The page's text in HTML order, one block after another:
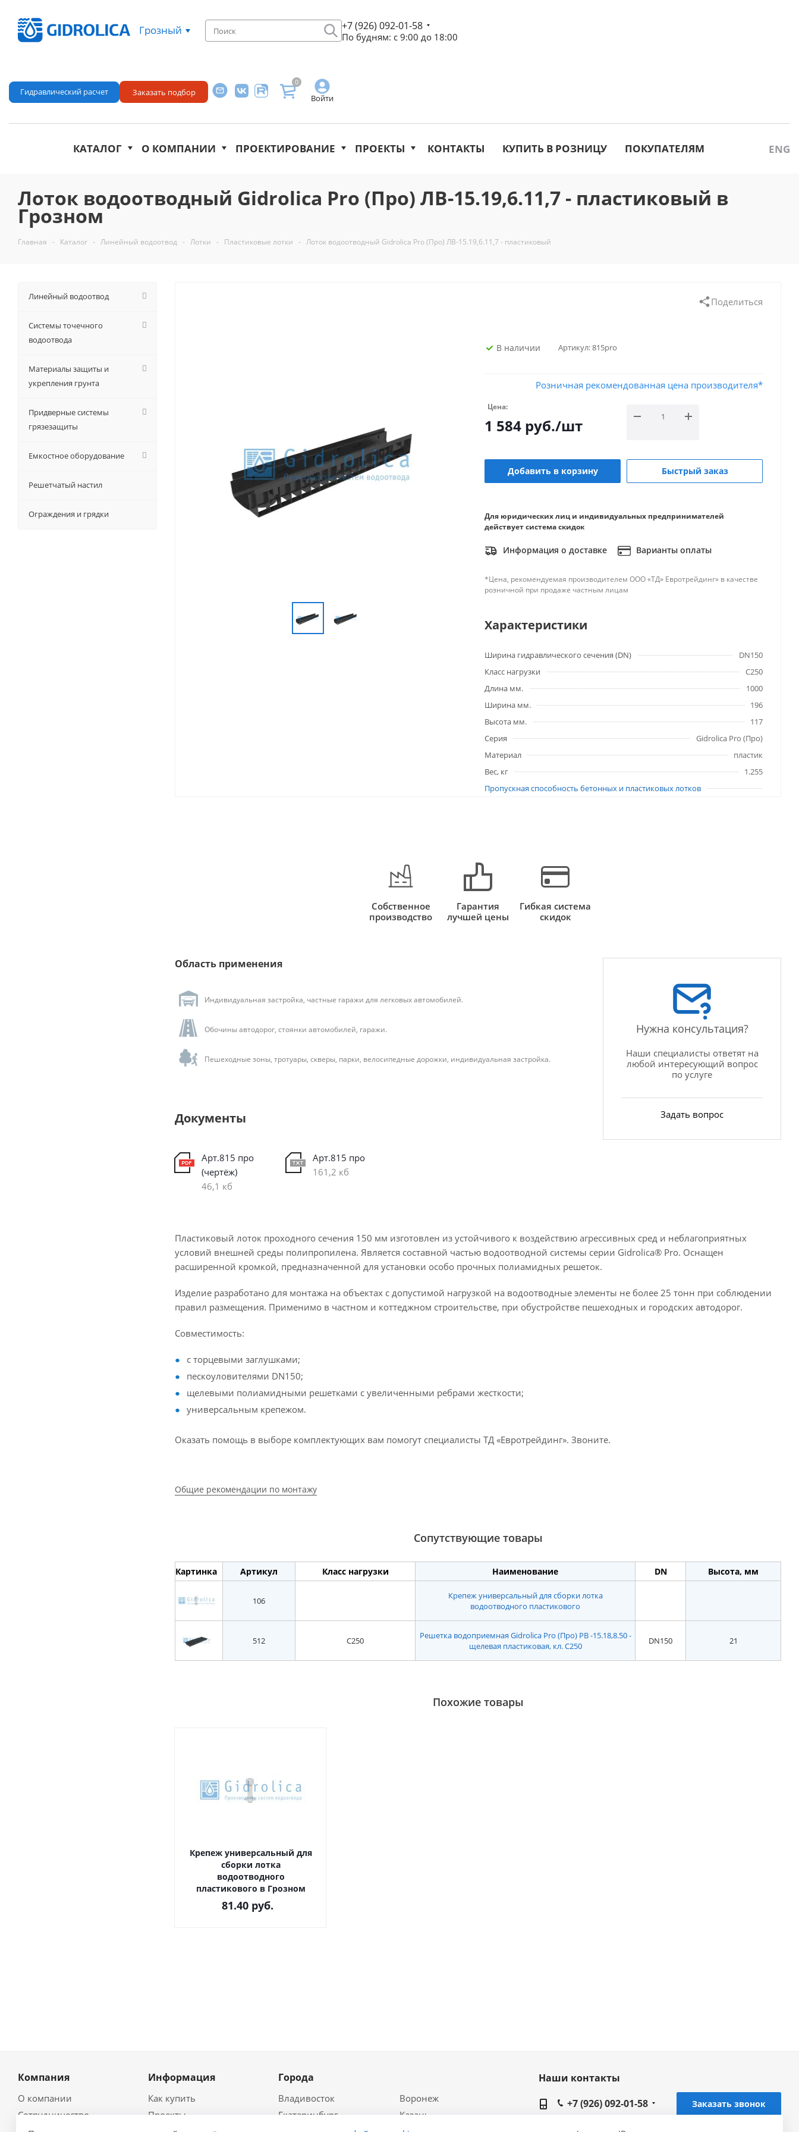
Грозный +7 (926) 092-01-58
По будням: с 9:00 до 18:00
Войти
0
Гидравлический расчет Заказать подбор
КАТАЛОГ О КОМПАНИИ ПРОЕКТИРОВАНИЕ ПРОЕКТЫ КОНТАКТЫ КУПИТЬ В РОЗНИЦУ ПОКУПАТЕЛЯМ ENG
Лоток водоотводный Gidrolica Pro (Про) ЛВ-15.19,6.11,7 - пластиковый в
Грозном
Главная - Каталог - Линейный водоотвод - Лотки - Пластиковые лотки - Лоток водоотводный Gidrolica Pro (Про) ЛВ-15.19,6.11,7 - пластиковый
Поделиться
В наличии Артикул:815pro
Розничная рекомендованная цена производителя*
Цена:
1 584 руб./шт
Добавить в корзину Быстрый заказ
Для юридических лиц и индивидуальных предпринимателей
действует система скидок
Информация о доставке Варианты оплаты
*Цена, рекомендуемая производителем ООО «ТД» Евротрейдинг» в качестве
розничной при продаже частным лицам
Характеристики
Ширина гидравлического сечения (DN)
DN150
Класс нагрузки
C250
Длина мм.
1000
Ширина мм.
196
Высота мм.
117
Серия
Gidrolica Pro (Про)
Материал
пластик
Вес, кг
1.255
Пропускная способность бетонных и пластиковых лотков
Собственное
производство
Гарантия
лучшей цены
Гибкая система
скидок
Область применения
Индивидуальная застройка, частные гаражи для легковых автомобилей.
Обочины автодорог, стоянки автомобилей, гаражи.
Пешеходные зоны, тротуары, скверы, парки, велосипедные дорожки, индивидуальная застройка.
Документы
Арт.815 про
(чертёж)
46,1 кб
Арт.815 про
161,2 кб
Нужна консультация?
Наши специалисты ответят на
любой интересующий вопрос
по услуге
Задать вопрос
Пластиковый лоток проходного сечения 150 мм изготовлен из устойчивого к воздействию агрессивных сред и неблагоприятных
условий внешней среды полипропилена. Является составной частью водоотводной системы серии Gidrolica® Pro. Оснащен
расширенной кромкой, предназначенной для установки особо прочных полиамидных решеток.
Изделие разработано для монтажа на объектах с допустимой нагрузкой на водоотводные элементы не более 25 тонн при соблюдении
правил размещения. Применимо в частном и коттеджном строительстве, при обустройстве пешеходных и городских автодорог.
Совместимость:
с торцевыми заглушками;
пескоуловителями DN150;
щелевыми полиамидными решетками с увеличенными ребрами жесткости;
универсальным крепежом.
Оказать помощь в выборе комплектующих вам помогут специалисты ТД «Евротрейдинг». Звоните.
Общие рекомендации по монтажу
Сопутствующие товары
Картинка Артикул Класс нагрузки Наименование DN Высота, мм
106
Крепеж универсальный для сборки лотка
водоотводного пластикового
512 C250
Решетка водоприемная Gidrolica Pro (Про) РВ -15.18,8.50 -
щелевая пластиковая, кл. С250
DN150 21
Похожие товары
Крепеж универсальный для
сборки лотка
водоотводного
пластикового в Грозном
81.40руб.
Линейный водоотвод
Системы точечного
водоотвода
Материалы защиты и
укрепления грунта
Придверные системы
грязезащиты
Емкостное оборудование
Решетчатый настил
Ограждения и грядки
Компания
О компании
Сотрудничество
Информация
Как купить
Проекты
Города
Владивосток
Воронеж
Екатеринбург
Казань
Наши контакты
+7 (926) 092-01-58
Заказать звонок
chechnya@gidrolica.ru